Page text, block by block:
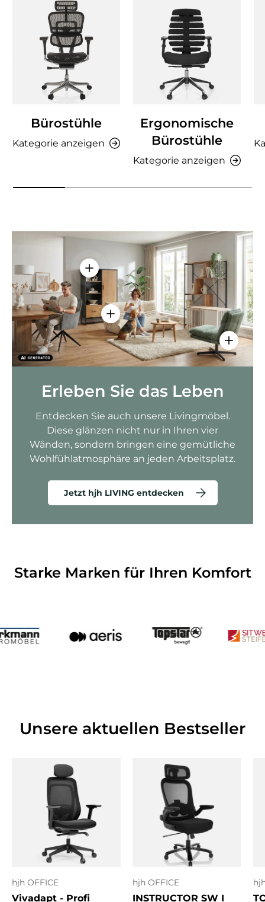
Bürostühle
Kategorie anzeigen
Ergonomische
Bürostühle
Kategorie anzeigen
Einzelheiten anzeigen - AMIO H -
Einzelheiten anzeigen - Sitzolo 2
Erleben Sie das Leben
Entdecken Sie auch unsere Livingmöbel.
Diese glänzen nicht nur in Ihren vier
Wänden, sondern bringen eine gemütliche
Wohlfühlatmosphäre an jeden Arbeitsplatz.
Jetzt hjh LIVING entdecken
Starke Marken für Ihren Komfort
Unsere aktuellen Bestseller
hjh OFFICE
Vivadapt - Profi
hjh OFFICE
INSTRUCTOR SW I